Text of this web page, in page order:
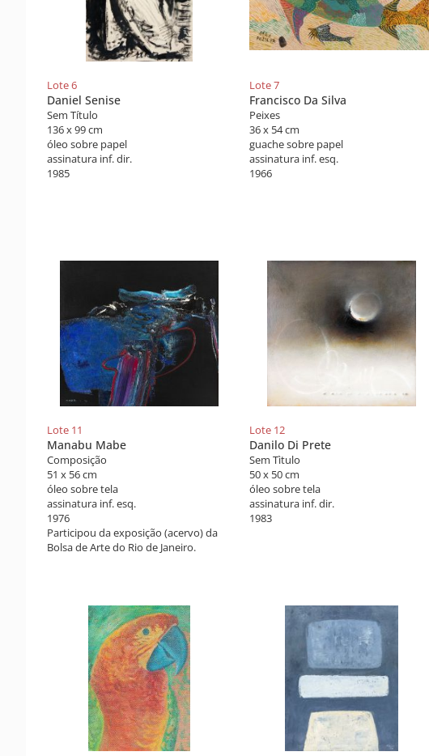
Lote 6
Daniel Senise
Sem Título
136 x 99 cm
óleo sobre papel
assinatura inf. dir.
1985
Lote 7
Francisco Da Silva
Peixes
36 x 54 cm
guache sobre papel
assinatura inf. esq.
1966
Lote 11
Manabu Mabe
Composição
51 x 56 cm
óleo sobre tela
assinatura inf. esq.
1976
Participou da exposição (acervo) da
Bolsa de Arte do Rio de Janeiro.
Lote 12
Danilo Di Prete
Sem Tìtulo
50 x 50 cm
óleo sobre tela
assinatura inf. dir.
1983